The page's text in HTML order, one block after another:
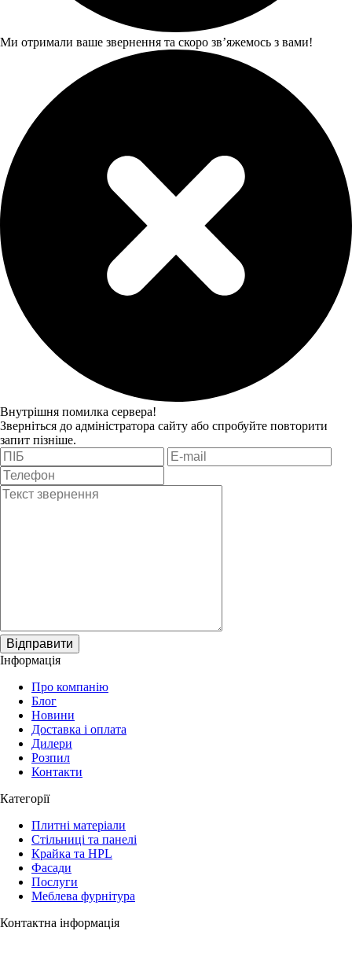
Ми отримали ваше звернення та скоро звʼяжемось з вами!
Внутрішня помилка сервера!
Зверніться до адміністратора сайту або спробуйте повторити
запит пізніше.
Відправити
Інформація
Про компанію
Блог
Новини
Доставка і оплата
Дилери
Розпил
Контакти
Категорії
Плитні матеріали
Стільниці та панелі
Крайка та HPL
Фасади
Послуги
Меблева фурнітура
Контактна інформація